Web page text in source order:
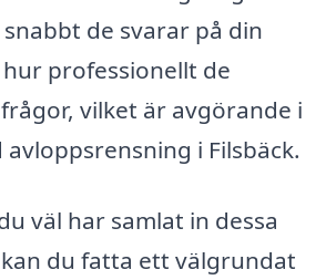
de svarar på din
professionellt de
vilket är avgörande i
i Filsbäck.
väl har samlat in dessa
du fatta ett välgrundat